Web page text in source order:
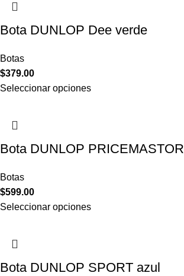
Bota DUNLOP Dee verde
Botas
$379.00
Seleccionar opciones
Bota DUNLOP PRICEMASTOR
Botas
$599.00
Seleccionar opciones
Bota DUNLOP SPORT azul